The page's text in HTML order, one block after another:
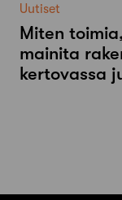
Uutiset
Miten
mainita
kertovassa